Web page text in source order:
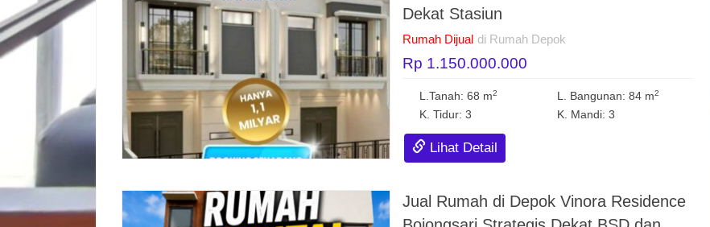
Dekat Stasiun
Rumah Dijual di Rumah Depok
Rp 1.150.000.000
L.Tanah: 68 m2 L. Bangunan: 84 m2
K. Tidur: 3 K. Mandi: 3
Lihat Detail
Jual Rumah di Depok Vinora Residence